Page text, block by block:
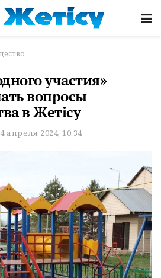
участия»
вопросы
в Жетісу
апреля 2024, 10:34